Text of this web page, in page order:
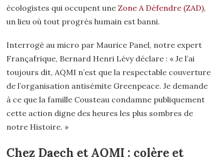
écologistes qui occupent une Zone A Défendre (ZAD),
un lieu où tout progrès humain est banni.
Interrogé au micro par Maurice Panel, notre expert
Françafrique, Bernard Henri Lévy déclare : « Je l’ai
toujours dit, AQMI n’est que la respectable couverture
de l’organisation antisémite Greenpeace. Je demande
à ce que la famille Cousteau condamne publiquement
cette action digne des heures les plus sombres de
notre Histoire. »
Chez Daech et AQMI : colère et